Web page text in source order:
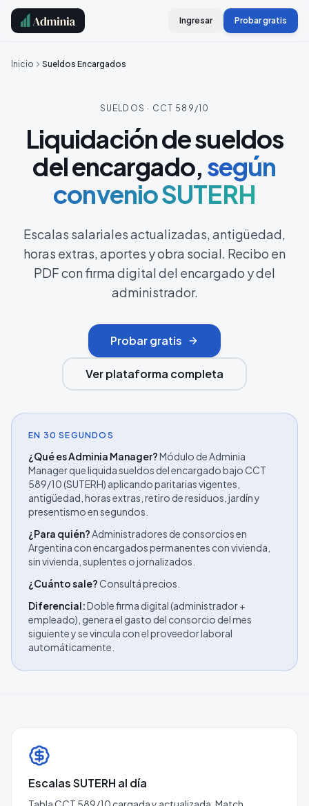
Ingresar Probar gratis
Inicio Sueldos Encargados
SUELDOS · CCT 589/10
Liquidación de sueldos
del encargado, según
convenio SUTERH
Escalas salariales actualizadas, antigüedad,
horas extras, aportes y obra social. Recibo en
PDF con firma digital del encargado y del
administrador.
Probar gratis
Ver plataforma completa
EN 30 SEGUNDOS
¿Qué es Adminia Manager?Módulo de Adminia
Manager que liquida sueldos del encargado bajo CCT
589/10 (SUTERH) aplicando paritarias vigentes,
antigüedad, horas extras, retiro de residuos, jardín y
presentismo en segundos.
¿Para quién?Administradores de consorcios en
Argentina con encargados permanentes con vivienda,
sin vivienda, suplentes o jornalizados.
¿Cuánto sale?Consultá precios.
Diferencial:Doble firma digital (administrador +
empleado), genera el gasto del consorcio del mes
siguiente y se vincula con el proveedor laboral
automáticamente.
Escalas SUTERH al día